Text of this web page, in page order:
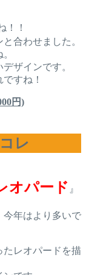
！！
合わせました。
ザインです。
すね！
円)
レ
オパード 』
今年はより多いで
レオパードを描